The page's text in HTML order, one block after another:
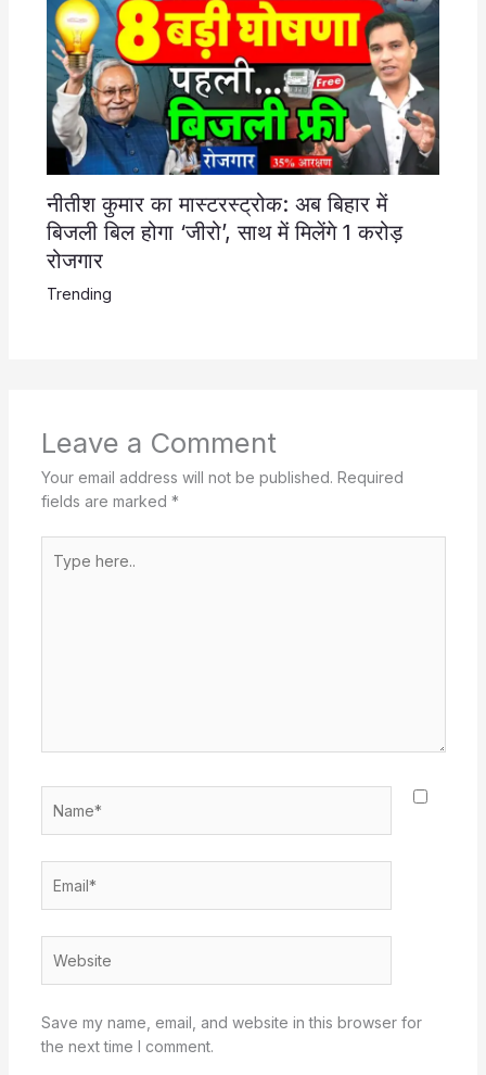
नीतीश कुमार का मास्टरस्ट्रोक: अब बिहार में
बिजली बिल होगा ‘जीरो’, साथ में मिलेंगे 1 करोड़
रोजगार
Trending
Leave a Comment
Your email address will not be published. Required
fields are marked *
here..
Save my name, email, and website in this browser for
the next time I comment.